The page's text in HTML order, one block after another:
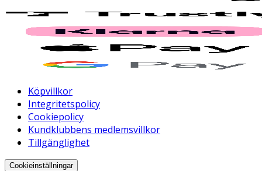
Köpvillkor
Integritetspolicy
Cookiepolicy
Kundklubbens medlemsvillkor
Tillgänglighet
Cookieinställningar